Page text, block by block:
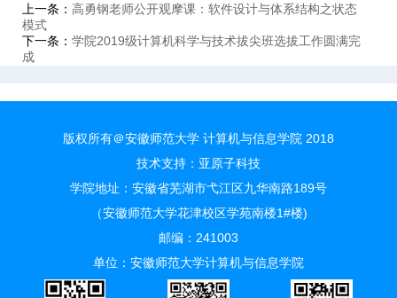
上一条： 高勇钢老师公开观摩课：软件设计与体系结构之状态
模式
下一条： 学院2019级计算机科学与技术拔尖班选拔工作圆满完
成
版权所有＠安徽师范大学 计算机与信息学院 2018
技术支持： 亚原子科技
学院地址：安徽省芜湖市弋江区九华南路189号
（安徽师范大学花津校区学苑南楼1#楼)
邮编：241003
单位：安徽师范大学计算机与信息学院